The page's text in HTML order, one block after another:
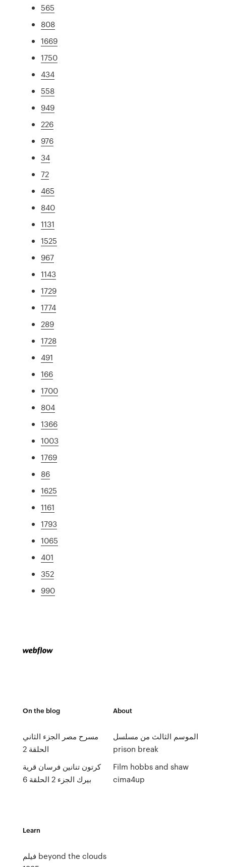
565
808
1669
1750
434
558
949
226
976
34
72
465
840
1131
1525
967
1143
1729
1774
289
1728
491
166
1700
804
1366
1003
1769
86
1625
1161
1793
1065
401
352
990
On the blog
مسرح مصر الجزء الثاني
الحلقة 2
كرتون تنانين فرسان قرية
بيرك الجزء 2 الحلقة 6
About
الموسم الثالث من مسلسل
prison break
Film hobbs and shaw
cima4up
Learn
فيلم beyond the clouds